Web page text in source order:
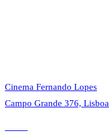
Cinema Fernando Lopes
Campo Grande 376, Lisboa